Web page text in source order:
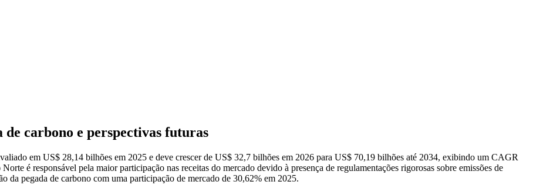
de carbono e perspectivas futuras
em US$ 28,14 bilhões em 2025 e deve crescer de US$ 32,7 bilhões em 2026 para US$ 70,19 bilhões até 2034, exibindo um CAGR
é responsável pela maior participação nas receitas do mercado devido à presença de regulamentações rigorosas sobre emissões de
da pegada de carbono com uma participação de mercado de 30,62% em 2025.